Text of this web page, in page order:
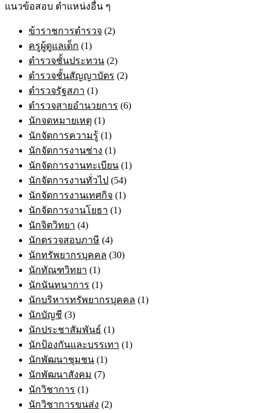
แนวข้อสอบ ตำแหน่งอื่น ๆ
ข้าราชการตำรวจ (2)
ครูผู้ดูแลเด็ก (1)
ตำรวจชั้นประทวน (2)
ตำรวจชั้นสัญญาบัตร (2)
ตำรวจรัฐสภา (1)
ตำรวจสายอำนวยการ (6)
นักจดหมายเหตุ (1)
นักจัดการความรู้ (1)
นักจัดการงานช่าง (1)
นักจัดการงานทะเบียน (1)
นักจัดการงานทั่วไป (54)
นักจัดการงานเทศกิจ (1)
นักจัดการงานโยธา (1)
นักจิตวิทยา (4)
นักตรวจสอบภาษี (4)
นักทรัพยากรบุคคล (30)
นักทัณฑวิทยา (1)
นักนันทนาการ (1)
นักบริหารทรัพยากรบุคคล (1)
นักบัญชี (3)
นักประชาสัมพันธ์ (1)
นักป้องกันและบรรเทา (1)
นักพัฒนาชุมชน (1)
นักพัฒนาสังคม (7)
นักวิชาการ (1)
นักวิชาการขนส่ง (2)